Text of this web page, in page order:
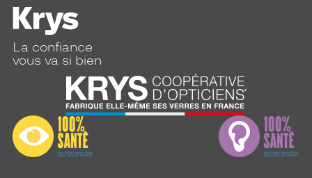
La confiance
vous va si bien